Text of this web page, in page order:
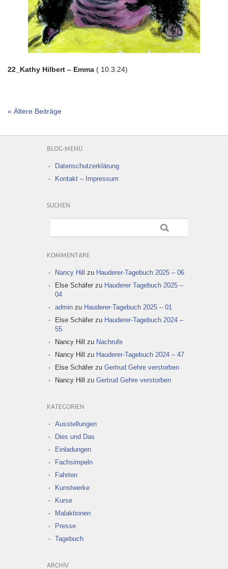
22_Kathy Hilbert – Emma ( 10.3.24)
« Ältere Beiträge
BLOG-MENÜ
Datenschutzerklärung
Kontakt – Impressum
SUCHEN
KOMMENTARE
Nancy Hill zu Hauderer-Tagebuch 2025 – 06
Else Schäfer zu Hauderer Tagebuch 2025 –
04
admin zu Hauderer-Tagebuch 2025 – 01
Else Schäfer zu Hauderer-Tagebuch 2024 –
55
Nancy Hill
zu Nachrufe
Nancy Hill
zu Hauderer-Tagebuch 2024 – 47
Else Schäfer zu Gertrud Gehre verstorben
Nancy Hill
zu Gertrud Gehre verstorben
KATEGORIEN
Ausstellungen
Dies und Das
Einladungen
Fachsimpeln
Fahrten
Kunstwerke
Kurse
Malaktionen
Presse
Tagebuch
ARCHIV